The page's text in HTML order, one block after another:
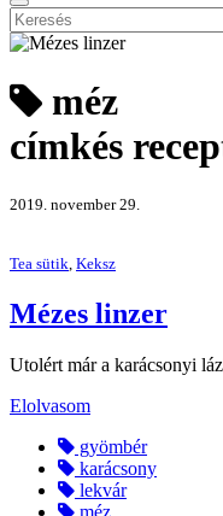
méz
címkés
2019. november 29.
Tea sütik, Keksz
Mézes linzer
Utolért már a karácsonyi
Elolvasom
gyömbér
karácsony
lekvár
méz